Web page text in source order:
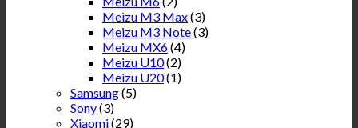
Meizu M3 Max(3)
Meizu M3 Note(3)
Meizu MX6(4)
Meizu U10(2)
Meizu U20(1)
Samsung(5)
Sony(3)
Xiaomi(29)